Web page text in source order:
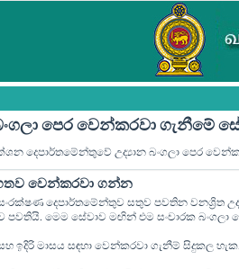
පෙර වෙන්කරවා ගැනීමේ
දෙපාර්තමේන්තුවේ උද්‍යාන බංගලා පෙර
වෙන්කරවා ගන්න
දෙපාර්තමේන්තුව සතුව පවතින වනශ්‍රිත
පවතියි. මෙම සේවාව මඟින් එම සංචාරක බංගලා
ඉදිරි මාසය සඳහා වෙන්කරවා ගැනීම් සිදුකල හැක.